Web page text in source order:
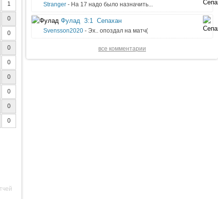
Stranger - На 17 надо было назначить...
Фулад 3:1 Сепахан
Svensson2020 - Эх.. опоздал на матч(
все комментарии
1
0
0
0
0
0
0
0
0